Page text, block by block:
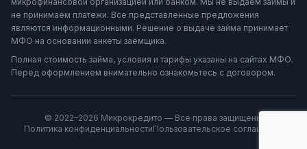
не принимаем платежи. Все представленные предложения
являются информационными. Решение о выдаче займа принимает
МФО на основании анкеты заёмщика.
Полная стоимость займа, условия и тарифы указаны на сайтах МФО.
Перед оформлением внимательно ознакомьтесь с договором.
© 2022–2026 Микрокредито — Все права защищены
Политика конфиденциальностиПользовательское соглашение